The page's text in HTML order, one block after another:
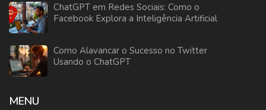
ChatGPT em Redes Sociais: Como o
Facebook Explora a Inteligência Artificial
Como Alavancar o Sucesso no Twitter
Usando o ChatGPT
MENU